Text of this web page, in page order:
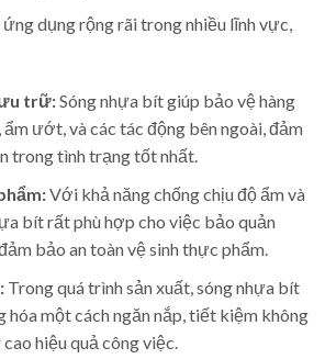
dụng rộng rãi trong nhiều lĩnh vực,
trữ:Sóng nhựa bít giúp bảo vệ hàng
ướt, và các tác động bên ngoài, đảm
trong tình trạng tốt nhất.
Với khả năng chống chịu độ ẩm và
bít rất phù hợp cho việc bảo quản
bảo an toàn vệ sinh thực phẩm.
Trong quá trình sản xuất, sóng nhựa bít
hóa một cách ngăn nắp, tiết kiệm không
hiệu quả công việc.